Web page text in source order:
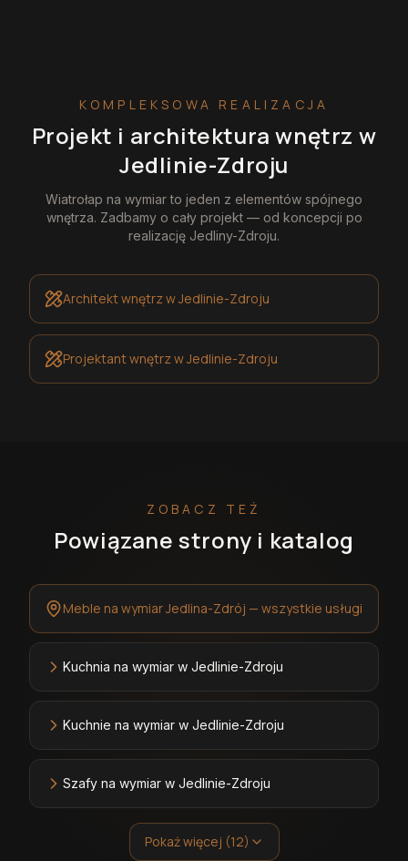
KOMPLEKSOWA REALIZACJA
Projekt i architektura wnętrz w
Jedlinie-Zdroju
Wiatrołap na wymiarto jeden z elementów spójnego
wnętrza. Zadbamy o cały projekt — od koncepcji po
realizację Jedliny-Zdroju.
Architekt wnętrzw Jedlinie-Zdroju
Projektant wnętrzw Jedlinie-Zdroju
ZOBACZ TEŻ
Powiązane strony i katalog
Meble na wymiar Jedlina-Zdrój — wszystkie usługi
Kuchnia na wymiar w Jedlinie-Zdroju
Kuchnie na wymiar w Jedlinie-Zdroju
Szafy na wymiar w Jedlinie-Zdroju
Pokaż więcej (12)